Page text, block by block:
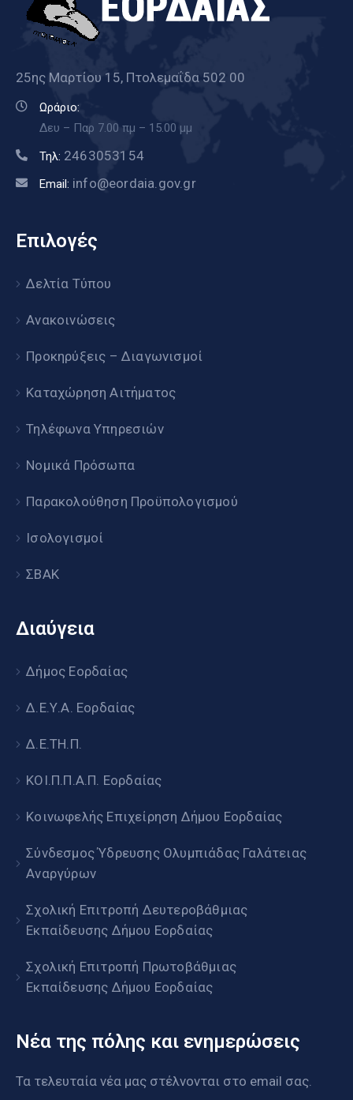
25ης Μαρτίου 15, Πτολεμαΐδα 502 00
Ωράριο:
Δευ – Παρ 7.00 πμ – 15.00 μμ
Τηλ: 2463053154
Email: info@eordaia.gov.gr
Επιλογές
Δελτία Τύπου
Ανακοινώσεις
Προκηρύξεις – Διαγωνισμοί
Καταχώρηση Αιτήματος
Τηλέφωνα Υπηρεσιών
Νομικά Πρόσωπα
Παρακολούθηση Προϋπολογισμού
Ισολογισμοί
ΣΒΑΚ
Διαύγεια
Δήμος Εορδαίας
Δ.Ε.Υ.Α. Εορδαίας
Δ.Ε.ΤΗ.Π.
ΚΟΙ.Π.Π.Α.Π. Εορδαίας
Κοινωφελής Επιχείρηση Δήμου Εορδαίας
Σύνδεσμος Ύδρευσης Ολυμπιάδας Γαλάτειας
Αναργύρων
Σχολική Επιτροπή Δευτεροβάθμιας
Εκπαίδευσης Δήμου Εορδαίας
Σχολική Επιτροπή Πρωτοβάθμιας
Εκπαίδευσης Δήμου Εορδαίας
Νέα της πόλης και ενημερώσεις
Τα τελευταία νέα μας στέλνονται στο email σας.